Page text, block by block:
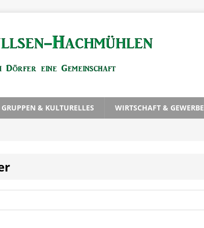
& KULTURELLES WIRTSCHAFT & GEWERBE